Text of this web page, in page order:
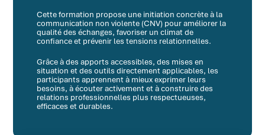
Cette formation propose une initiation concrète à la
communication non violente (CNV) pour améliorer la
qualité des échanges, favoriser un climat de
confiance et prévenir les tensions relationnelles.
Grâce à des apports accessibles, des mises en
situation et des outils directement applicables, les
participants apprennent à mieux exprimer leurs
besoins, à écouter activement et à construire des
relations professionnelles plus respectueuses,
efficaces et durables.